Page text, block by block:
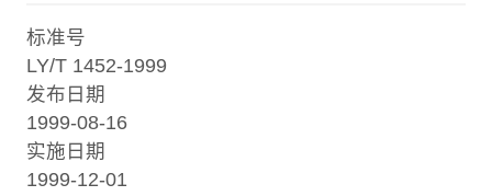
标准号
LY/T 1452-1999
发布日期
1999-08-16
实施日期
1999-12-01